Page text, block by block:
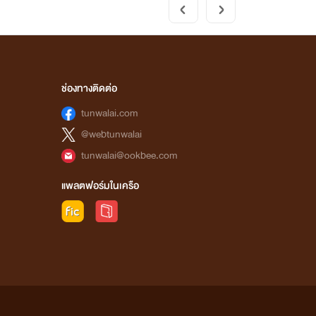
ช่องทางติดต่อ
tunwalai.com
@webtunwalai
tunwalai@ookbee.com
แพลตฟอร์มในเครือ